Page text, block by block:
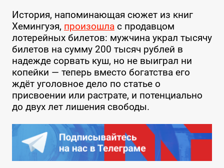
История, напоминающая сюжет из книг
Хемингуэя, произошла с продавцом
лотерейных билетов: мужчина украл тысячу
билетов на сумму 200 тысяч рублей в
надежде сорвать куш, но не выиграл ни
копейки — теперь вместо богатства его
ждёт уголовное дело по статье о
присвоении или растрате, и потенциально
до двух лет лишения свободы.